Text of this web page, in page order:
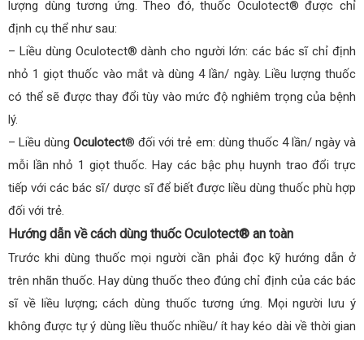
lượng dùng tương ứng. Theo đó, thuốc Oculotect® được chỉ
định cụ thể như sau:
– Liều dùng Oculotect® dành cho người lớn: các bác sĩ chỉ định
nhỏ 1 giọt thuốc vào mắt và dùng 4 lần/ ngày. Liều lượng thuốc
có thể sẽ được thay đổi tùy vào mức độ nghiêm trọng của bệnh
lý.
– Liều dùngOculotect® đối với trẻ em: dùng thuốc 4 lần/ ngày và
mỗi lần nhỏ 1 giọt thuốc. Hay các bậc phụ huynh trao đổi trực
tiếp với các bác sĩ/ dược sĩ để biết được liều dùng thuốc phù hợp
đối với trẻ.
Hướng dẫn về cách dùng thuốc Oculotect® an toàn
Trước khi dùng thuốc mọi người cần phải đọc kỹ hướng dẫn ở
trên nhãn thuốc. Hay dùng thuốc theo đúng chỉ định của các bác
sĩ về liều lượng; cách dùng thuốc tương ứng. Mọi người lưu ý
không được tự ý dùng liều thuốc nhiều/ ít hay kéo dài về thời gian